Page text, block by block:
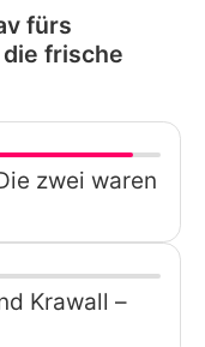
fürs
frische
zwei waren
Krawall –